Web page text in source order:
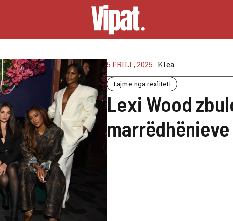
5 PRILL, 2025 Klea
Lajme nga realiteti
Lexi Wood